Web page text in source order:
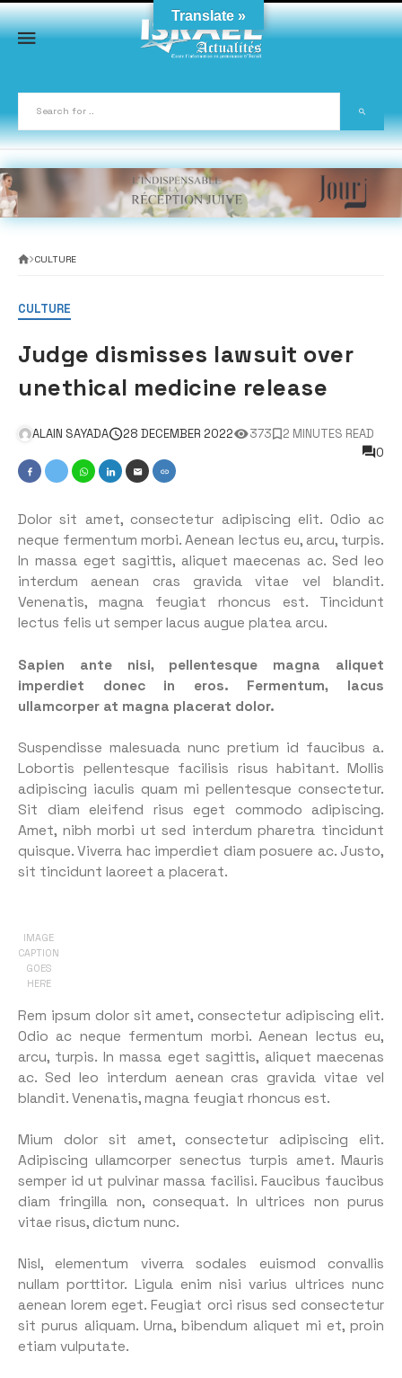
Skip
to
content
CULTURE
CULTURE
Judge dismisses lawsuit over
unethical medicine release
ALAIN SAYADA 28 DECEMBER 2022 373
2 MINUTES READ
0
Dolor sit amet, consectetur adipiscing elit. Odio ac
neque fermentum morbi. Aenean lectus eu, arcu, turpis.
In massa eget sagittis, aliquet maecenas ac. Sed leo
interdum aenean cras gravida vitae vel blandit.
Venenatis, magna feugiat rhoncus est. Tincidunt
lectus felis ut semper lacus augue platea arcu.
Sapien ante nisi, pellentesque magna aliquet
imperdiet donec in eros. Fermentum, lacus
ullamcorper at magna placerat dolor.
Suspendisse malesuada nunc pretium id faucibus a.
Lobortis pellentesque facilisis risus habitant. Mollis
adipiscing iaculis quam mi pellentesque consectetur.
Sit diam eleifend risus eget commodo adipiscing.
Amet, nibh morbi ut sed interdum pharetra tincidunt
quisque. Viverra hac imperdiet diam posuere ac. Justo,
sit tincidunt laoreet a placerat.
IMAGE
CAPTION
GOES
HERE
Rem ipsum dolor sit amet, consectetur adipiscing elit.
Odio ac neque fermentum morbi. Aenean lectus eu,
arcu, turpis. In massa eget sagittis, aliquet maecenas
ac. Sed leo interdum aenean cras gravida vitae vel
blandit. Venenatis, magna feugiat rhoncus est.
Mium dolor sit amet, consectetur adipiscing elit.
Adipiscing ullamcorper senectus turpis amet. Mauris
semper id ut pulvinar massa facilisi. Faucibus faucibus
diam fringilla non, consequat. In ultrices non purus
vitae risus, dictum nunc.
Nisl, elementum viverra sodales euismod convallis
nullam porttitor. Ligula enim nisi varius ultrices nunc
aenean lorem eget. Feugiat orci risus sed consectetur
sit purus aliquam. Urna, bibendum aliquet mi et, proin
etiam vulputate.
Translate »